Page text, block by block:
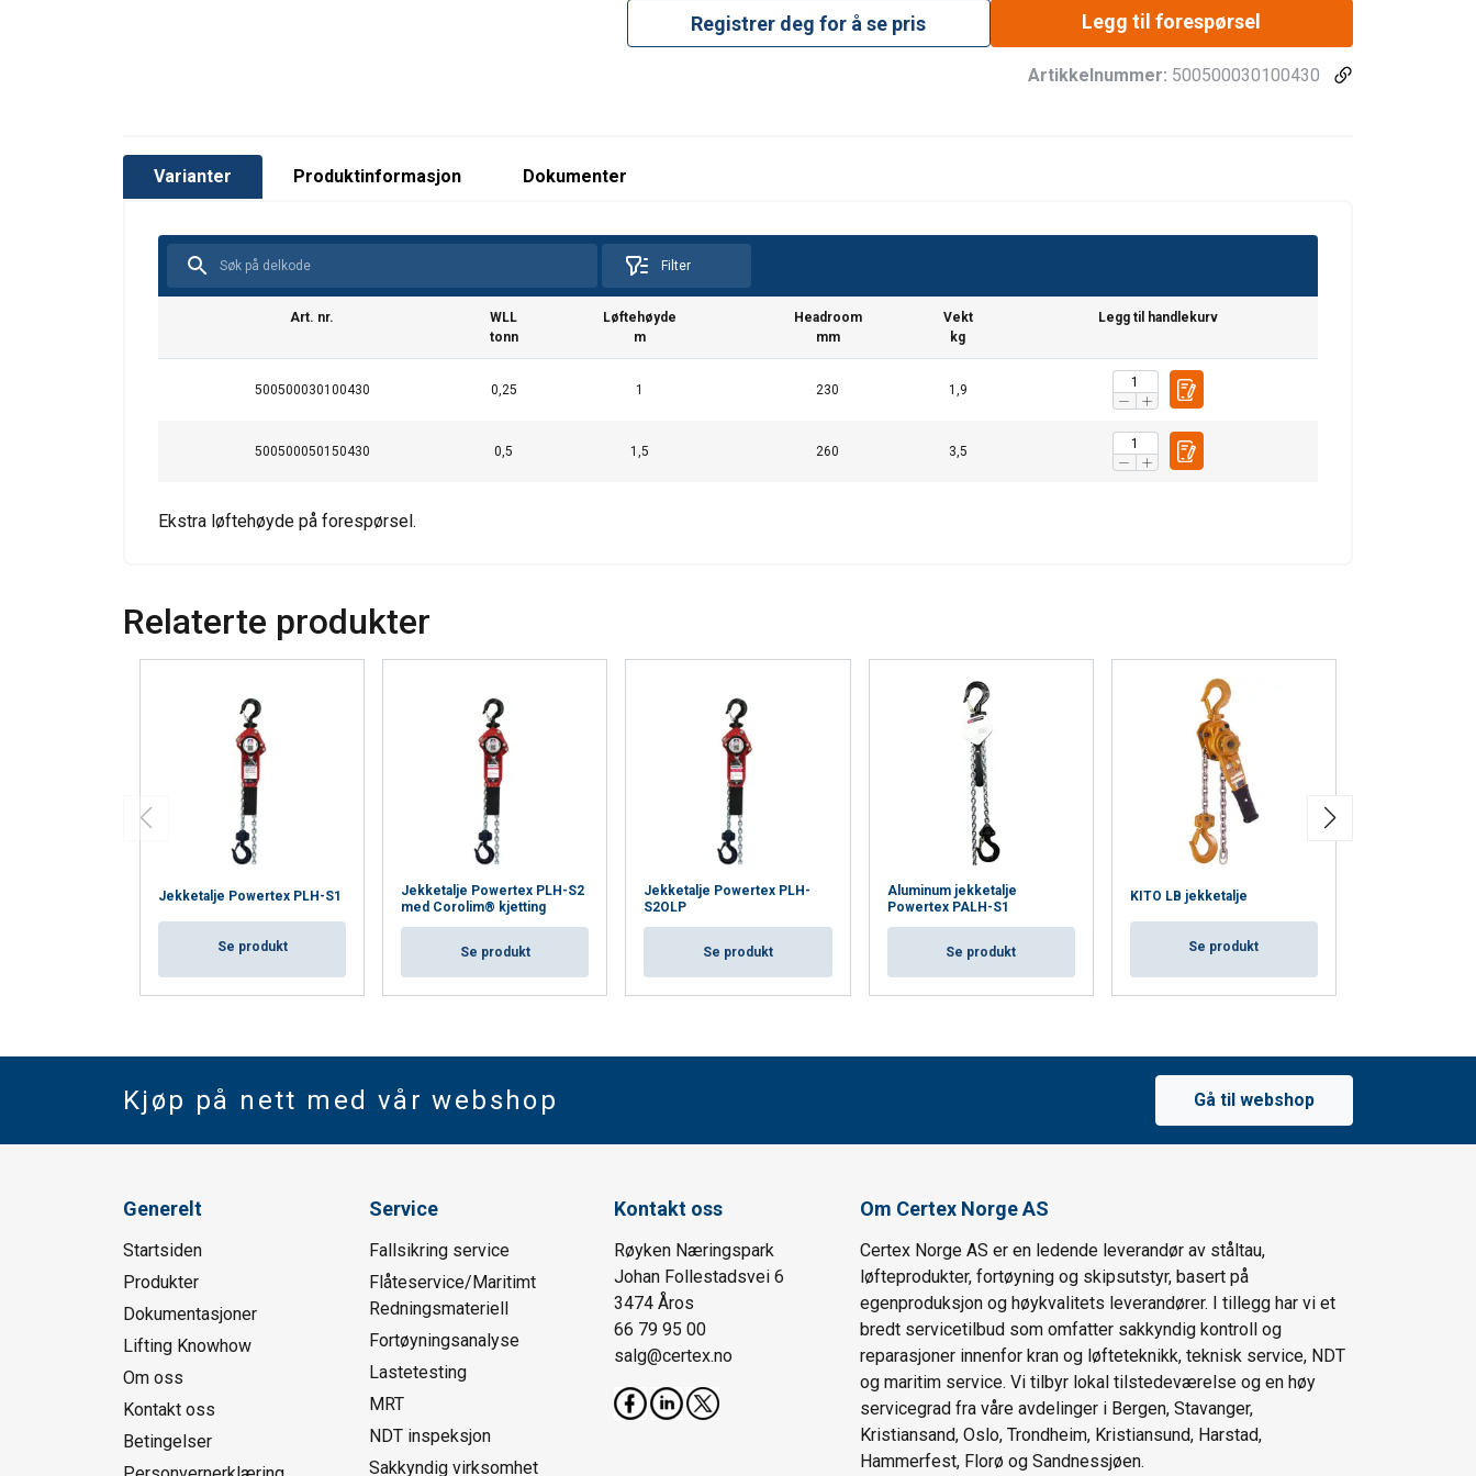
Registrer deg for å se pris Legg til forespørsel
Artikkelnummer: 500500030100430
Varianter Produktinformasjon Dokumenter
Filter
Art. nr.
WLL
tonn
Løftehøyde
m
Headroom
mm
Vekt
kg
Legg til handlekurv
500500030100430 0,25 1 230 1,9
500500050150430 0,5 1,5 260 3,5
Ekstra løftehøyde på forespørsel.
Relaterte produkter
Jekketalje Powertex PLH-S1
Se produkt
Jekketalje Powertex PLH-S2
med Corolim® kjetting
Se produkt
Jekketalje Powertex PLH-
S2OLP
Se produkt
Aluminum jekketalje
Powertex PALH-S1
Se produkt
KITO LB jekketalje
Se produkt
Kjøp på nett med vår webshop Gå til webshop
Generelt
Startsiden
Produkter
Dokumentasjoner
Lifting Knowhow
Om oss
Kontakt oss
Betingelser
Service
Fallsikring service
Flåteservice/Maritimt
Redningsmateriell
Fortøyningsanalyse
Lastetesting
MRT
NDT inspeksjon
Sakkyndig virksomhet
Kontakt oss
Røyken Næringspark
Johan Follestadsvei 6
3474 Åros
66 79 95 00
salg@certex.no
Om Certex Norge AS
Certex Norge AS er en ledende leverandør av ståltau,
løfteprodukter, fortøyning og skipsutstyr, basert på
egenproduksjon og høykvalitets leverandører. I tillegg har vi et
bredt servicetilbud som omfatter sakkyndig kontroll og
reparasjoner innenfor kran og løfteteknikk, teknisk service, NDT
og maritim service. Vi tilbyr lokal tilstedeværelse og en høy
servicegrad fra våre avdelinger i Bergen, Stavanger,
Kristiansand, Oslo, Trondheim, Kristiansund, Harstad,
Hammerfest, Florø og Sandnessjøen.
ENGLISH TRANSLATION
We use cookies to personalise content, ads and to analyse our traffic. We also share information about
Policy
Cookie Policy